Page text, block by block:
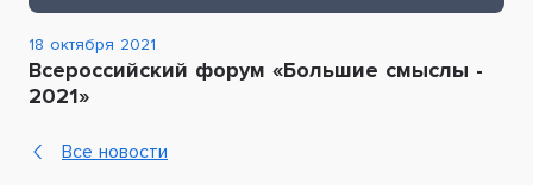
18 октября 2021
Всероссийский форум «Большие смыслы -
2021»
Все новости